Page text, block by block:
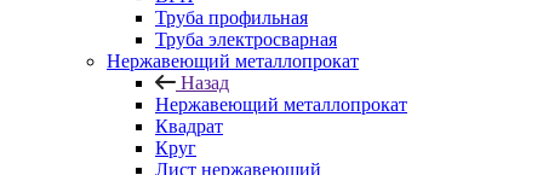
Труба профильная
Труба электросварная
Нержавеющий металлопрокат
Назад
Нержавеющий металлопрокат
Квадрат
Круг
Лист нержавеющий